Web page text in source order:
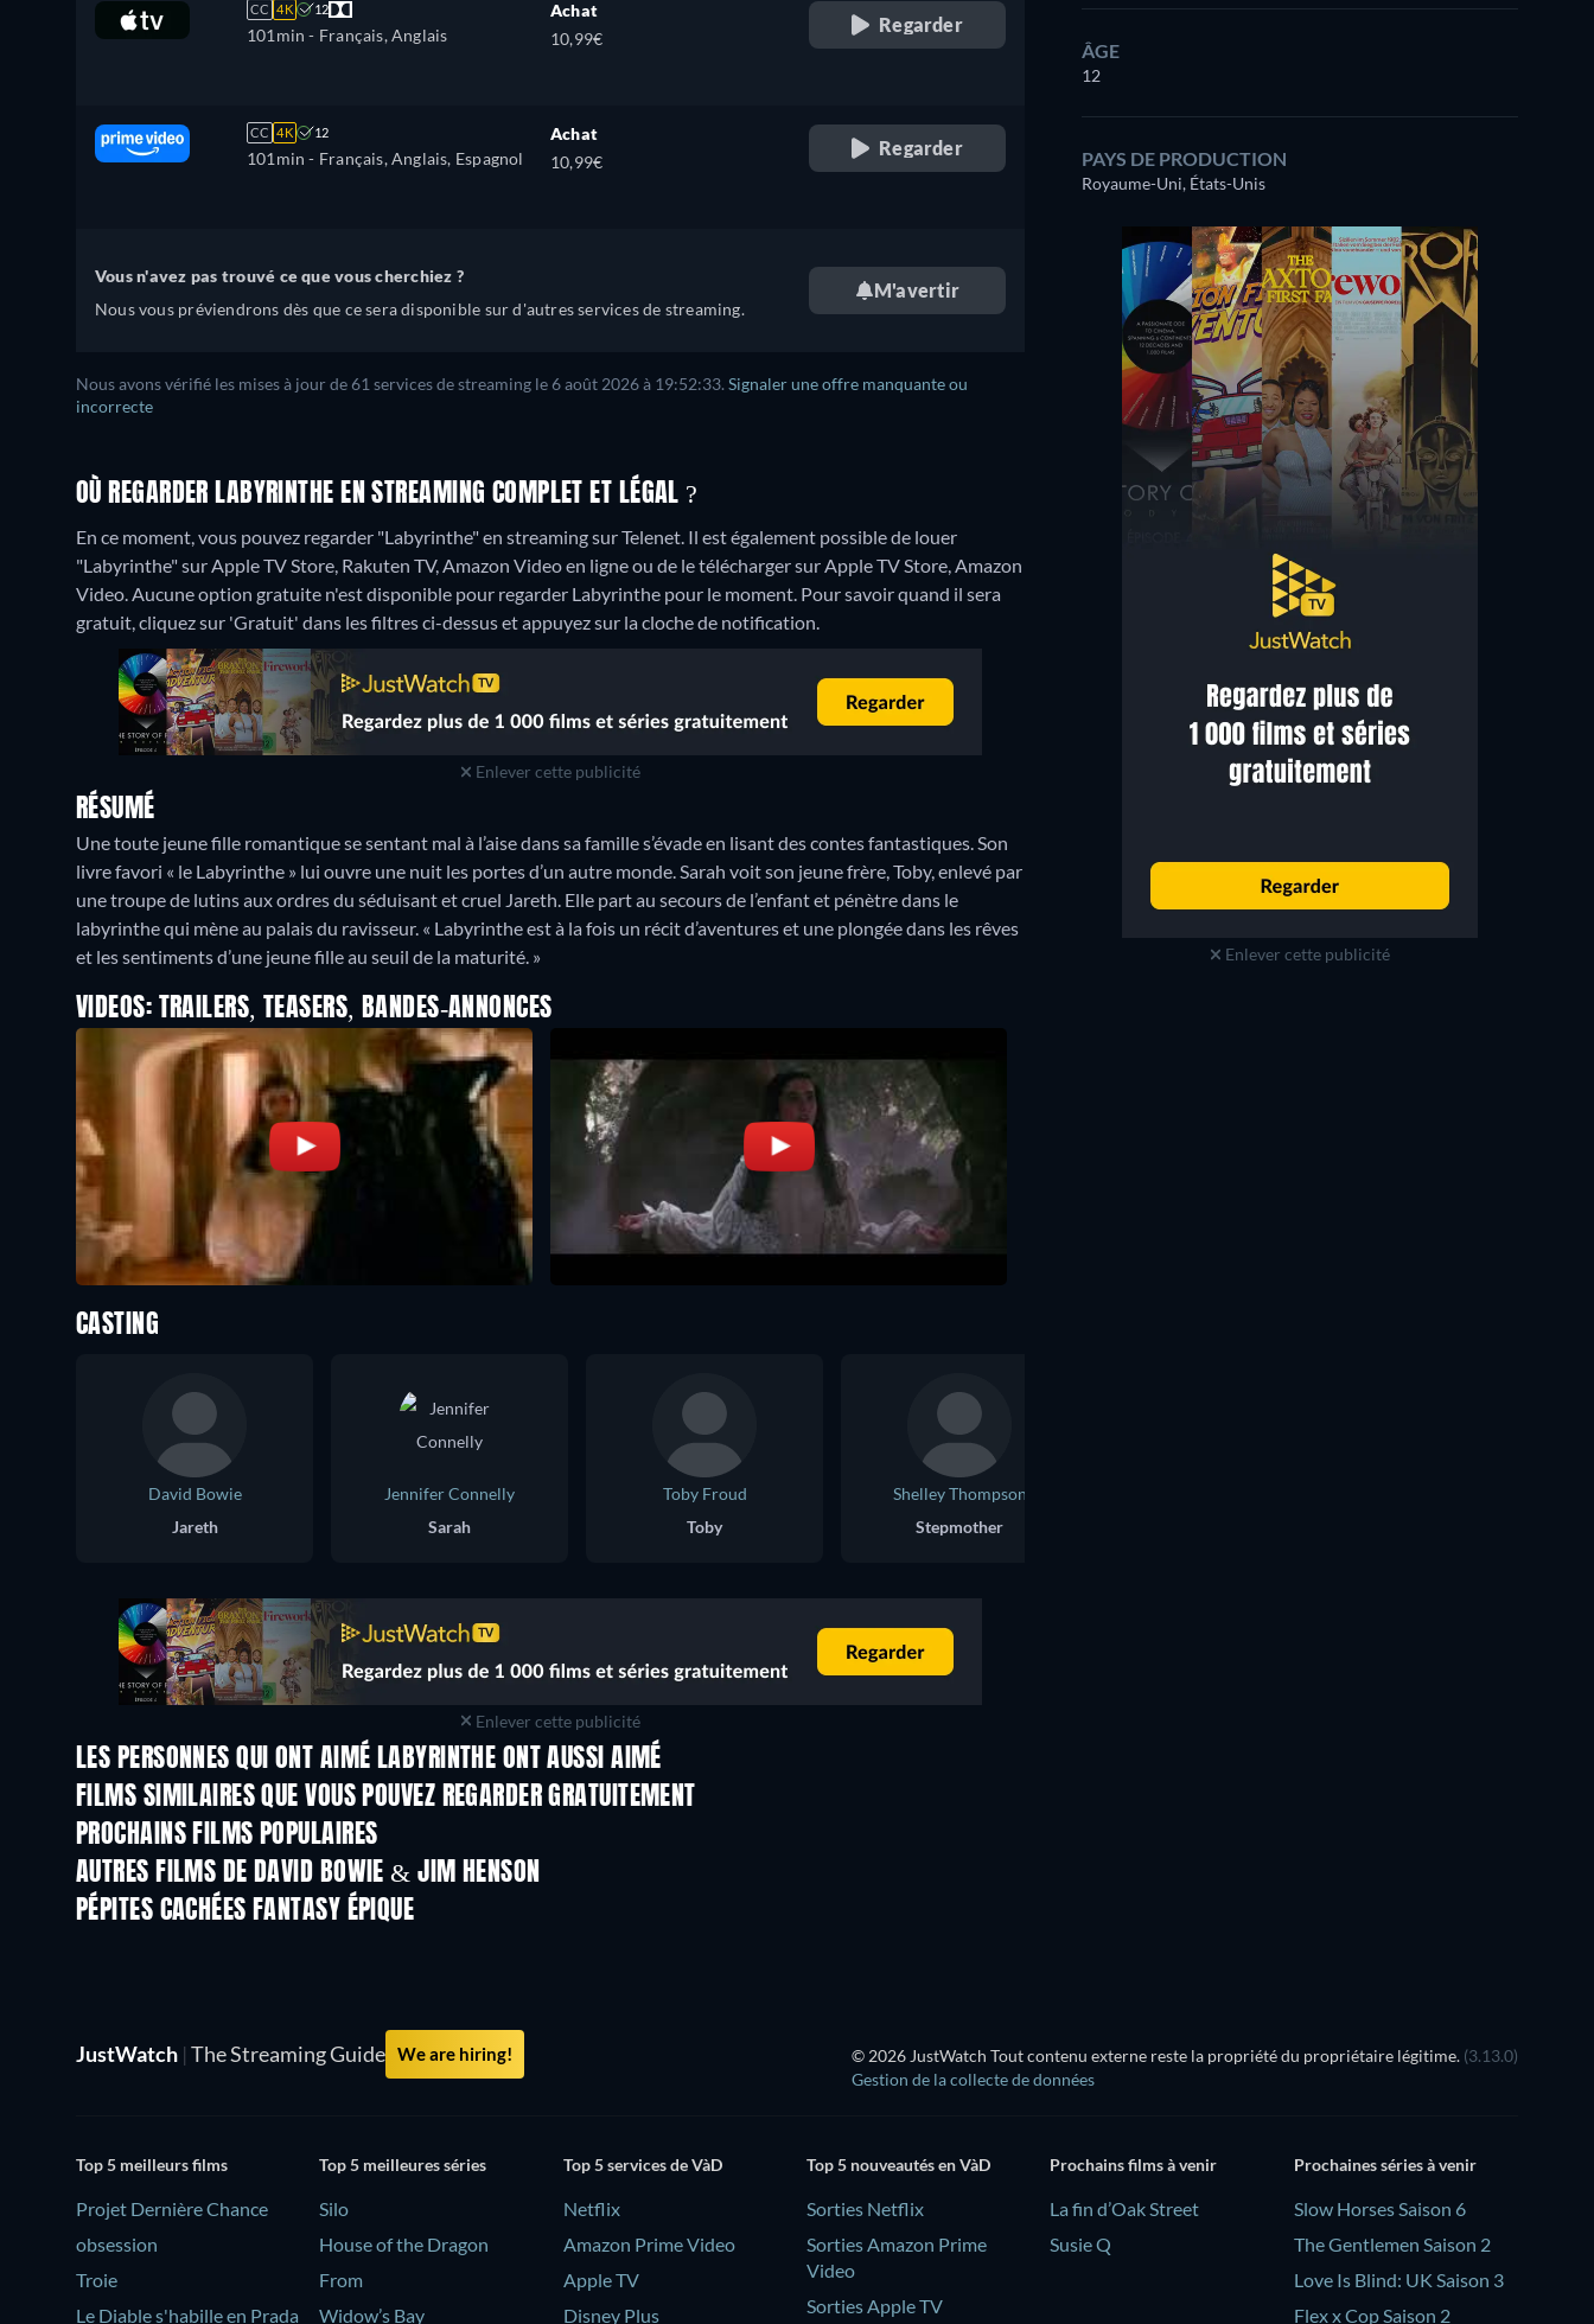
CC 4K 12
101min - Français, Anglais
Achat
10,99€
Regarder
CC 4K 12
101min - Français, Anglais, Espagnol
Achat
10,99€
Regarder
Vous n'avez pas trouvé ce que vous cherchiez ?
Nous vous préviendrons dès que ce sera disponible sur d'autres services de streaming.
M'avertir
Nous avons vérifié les mises à jour de 61 services de streaming le 6 août 2026 à 19:52:33. Signaler une offre manquante ou
incorrecte
OÙ REGARDER LABYRINTHE EN STREAMING COMPLET ET LÉGAL ?
En ce moment, vous pouvez regarder "Labyrinthe" en streaming sur Telenet. Il est également possible de louer
"Labyrinthe" sur Apple TV Store, Rakuten TV, Amazon Video en ligne ou de le télécharger sur Apple TV Store, Amazon
Video.Aucune option gratuite n'est disponible pour regarder Labyrinthe pour le moment. Pour savoir quand il sera
gratuit, cliquez sur 'Gratuit' dans les filtres ci-dessus et appuyez sur la cloche de notification.
Enlever cette publicité
RÉSUMÉ
Une toute jeune fille romantique se sentant mal à l’aise dans sa famille s’évade en lisant des contes fantastiques. Son
livre favori « le Labyrinthe » lui ouvre une nuit les portes d’un autre monde. Sarah voit son jeune frère, Toby, enlevé par
une troupe de lutins aux ordres du séduisant et cruel Jareth. Elle part au secours de l’enfant et pénètre dans le
labyrinthe qui mène au palais du ravisseur. « Labyrinthe est à la fois un récit d’aventures et une plongée dans les rêves
et les sentiments d’une jeune fille au seuil de la maturité. »
VIDEOS: TRAILERS, TEASERS, BANDES-ANNONCES
ÂGE
12
PAYS DE PRODUCTION
Royaume-Uni, États-Unis
Enlever cette publicité
CASTING
David Bowie
Jareth
Jennifer Connelly
Sarah
Toby Froud
Toby
Shelley Thompson
Stepmother
Enlever cette publicité
LES PERSONNES QUI ONT AIMÉ LABYRINTHE ONT AUSSI AIMÉ
FILMS SIMILAIRES QUE VOUS POUVEZ REGARDER GRATUITEMENT
PROCHAINS FILMS POPULAIRES
AUTRES FILMS DE DAVID BOWIE & JIM HENSON
PÉPITES CACHÉES FANTASY ÉPIQUE
JustWatch | The Streaming Guide We are hiring! © 2026 JustWatch Tout contenu externe reste la propriété du propriétaire légitime. (3.13.0)
Gestion de la collecte de données
Top 5 meilleurs films
Projet Dernière Chance
obsession
Troie
Le Diable s'habille en Prada
Top 5 meilleures séries
Silo
House of the Dragon
From
Widow’s Bay
Top 5 services de VàD
Netflix
Amazon Prime Video
Apple TV
Disney Plus
Top 5 nouveautés en VàD
Sorties Netflix
Sorties Amazon Prime
Video
Sorties Apple TV
Prochains films à venir
La fin d’Oak Street
Susie Q
Prochaines séries à venir
Slow Horses Saison 6
The Gentlemen Saison 2
Love Is Blind: UK Saison 3
Flex x Cop Saison 2